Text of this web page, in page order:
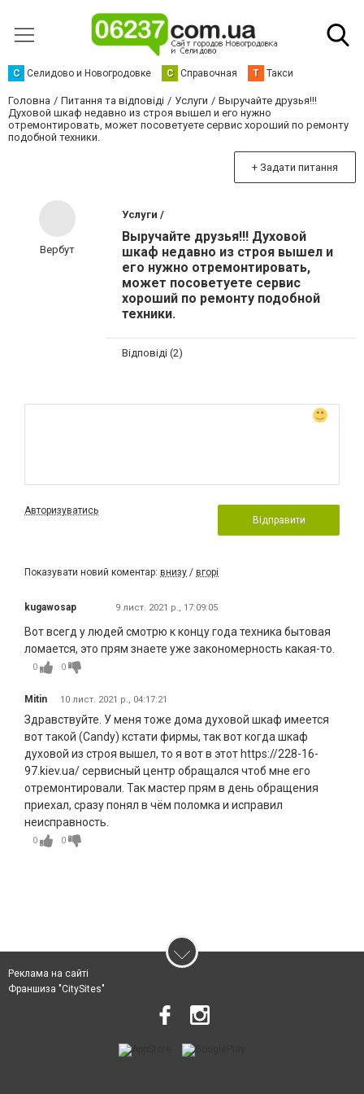
С Селидово и Новогродовке С Справочная Т Такси
Головна Питання та відповіді Услуги
Выручайте друзья!!!
Духовой шкаф недавно из строя вышел и его нужно
отремонтировать, может посоветуете сервис хороший по ремонту
подобной техники.
+ Задати питання
Вербут
Услуги /
Выручайте друзья!!! Духовой
шкаф недавно из строя вышел и
его нужно отремонтировать,
может посоветуете сервис
хороший по ремонту подобной
техники.
Відповіді (2)
Авторизуватись
Відправити
Показувати новий коментар: внизу / вгорі
kugawosap 9 лист. 2021 р., 17:09:05
Вот всегд у людей смотрю к концу года техника бытовая
ломается, это прям знаете уже закономерность какая-то.
0 0
Mitin 10 лист. 2021 р., 04:17:21
Здравствуйте. У меня тоже дома духовой шкаф имеется
вот такой (Candy) кстати фирмы, так вот когда шкаф
духовой из строя вышел, то я вот в этот https://228-16-
97.kiev.ua/ сервисный центр обращался чтоб мне его
отремонтировали. Так мастер прям в день обращения
приехал, сразу понял в чём поломка и исправил
неисправность.
0 0
Реклама на сайті
Франшиза "CitySites"